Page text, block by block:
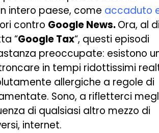
intero paese, come accaduto
contro Google News.Ora, al di
“Google Tax“, questi episodi
preoccupate: esistono
in tempi ridottissimi
allergiche a regole di
Sono, a rifletterci
di qualsiasi altro mezzo di
internet.